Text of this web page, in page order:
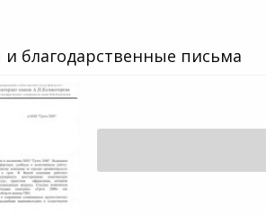
благодарственные письма